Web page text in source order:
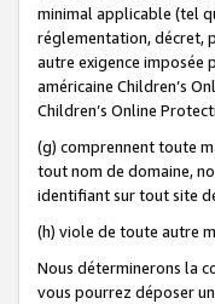
minimal applicable (tel
réglementation, décret,
autre exigence imposée
américaine Children’s
Children’s Online
(g) comprennent toute
tout nom de domaine,
identifiant sur tout site
(h) viole de toute autre
Nous déterminerons la
vous pourrez déposer